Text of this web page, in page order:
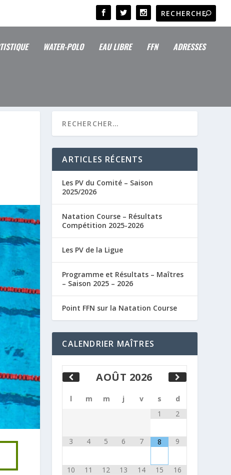
WATER-POLO EAU LIBRE FFN ADRESSES
ARTICLES RÉCENTS
Les PV du Comité – Saison
2025/2026
Natation Course – Résultats
Compétition 2025-2026
Les PV de la Ligue
Programme et Résultats – Maîtres
– Saison 2025 – 2026
Point FFN sur la Natation Course
CALENDRIER MAÎTRES
AOÛT 2026
l m m j v s
d
1
2
3 4 5 6 7 8 9
10 11 12 13 14 15 16